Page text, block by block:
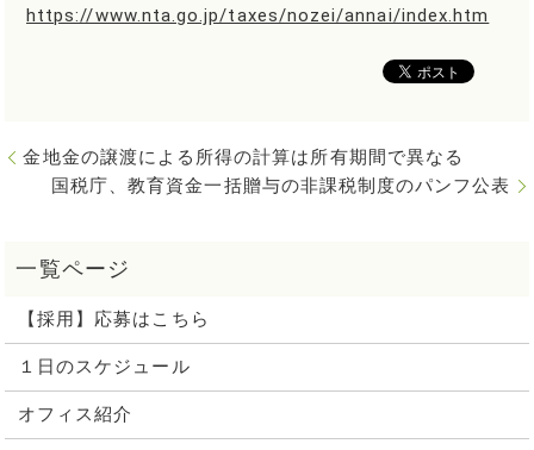
https://www.nta.go.jp/taxes/nozei/annai/index.htm
金地金の譲渡による所得の計算は所有期間で異なる
国税庁、教育資金一括贈与の非課税制度のパンフ公表
【採用】応募はこちら
１日のスケジュール
オフィス紹介